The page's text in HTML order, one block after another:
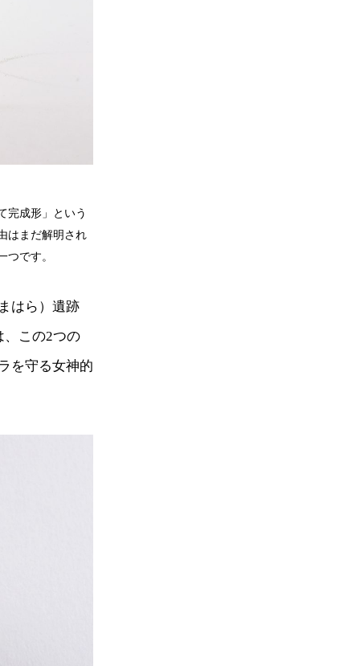
完成形」という
はまだ解明され
です。
はら）遺跡
、この2つの
を守る女神的